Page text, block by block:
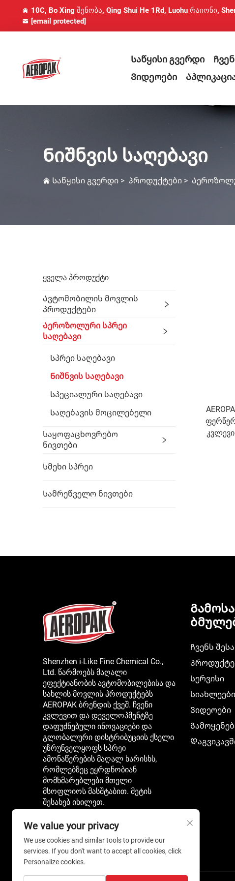
10C, Bo Xing შენობა, Qing Shui He 1Rd, Luohu რაიონი,
[email protected]
Საწყისი გვერდი
Ვიდეოები
Ნიშნვის საღებავი
Საწყისი გვერდი > Პროდუქტები >
ᲧᲕᲔᲚᲐ ᲞᲠᲝᲓᲣᲥᲢᲘ
Ავტომობილის Მოვლის
Პროდუქტები
Აეროზოლური Სპრეი
Საღებავი
Სპრეი Საღებავი
Ნიშნვის Საღებავი
Სპეციალური Საღებავი
Საღებავის Მოცილებელი
Საყოფაცხოვრებო
Ნივთები
Სმეხი Სპრეი
Სამრეწველო Ნივთები
Shenzhen i-Like Fine Chemical Co.,
Ltd. წარმოებს მაღალი
ეფექტიანობის ავტომობილებისა და
სახლის მოვლის პროდუქტებს
AEROPAK ბრენდის ქვეშ. ჩვენი
კვლევით და დეველოპმენტზე
დაფუძნებული ინოვაციები და
გლობალური დისტრიბუციის ქსელი
უზრუნველყოფს სპრეი
ამონაწერების მაღალ ხარისხს,
რომლებზეც ეყრდნობიან
მომხმარებლები მთელი
მსოფლიოს მასშტაბით. მეტის
შესახებ იხილეთ.
Ჩვენს
Სერვისი
Სიახლეები
Ვიდეოები
We value your privacy
We use cookies and similar tools to provide our
services. If you don't want to accept all cookies, click
Personalize cookies.